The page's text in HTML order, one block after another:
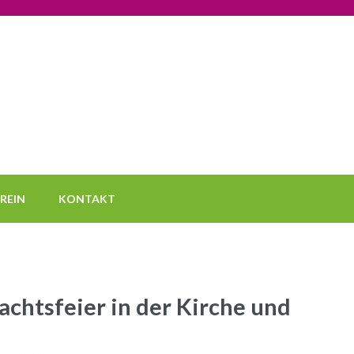
KONTAKT
in der Kirche und